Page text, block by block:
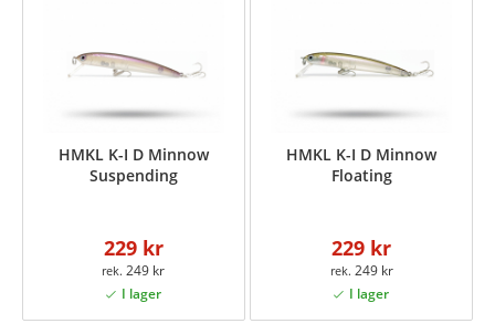
HMKL K-I D Minnow
Suspending
229 kr
249 kr
HMKL K-I D Minnow
Floating
229 kr
249 kr